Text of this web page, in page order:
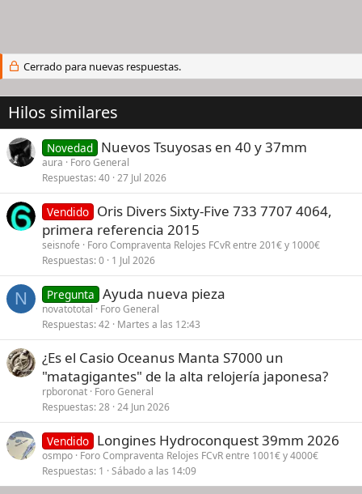
Cerrado para nuevas respuestas.
Hilos similares
Novedad Nuevos Tsuyosas en 40 y 37mm
aura
Foro General
Respuestas 40 27 Jul 2026
Vendido Oris Divers Sixty-Five 733 7707 4064,
primera referencia 2015
seisnofe
Foro Compraventa Relojes FCvR entre 201€ y 1000€
Respuestas 0 1 Jul 2026
N Pregunta Ayuda nueva pieza
novatototal
Foro General
Respuestas 42 Martes a las 12:43
¿Es el Casio Oceanus Manta S7000 un
"matagigantes" de la alta relojería japonesa?
rpboronat Foro General
Respuestas 28 24 Jun 2026
Vendido Longines Hydroconquest 39mm 2026
osmpo Foro Compraventa Relojes FCvR entre 1001€ y 4000€
Respuestas 1 Sábado a las 14:09